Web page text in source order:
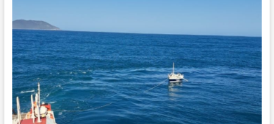
após
chuvas
na
Praia
de
Castelhanos